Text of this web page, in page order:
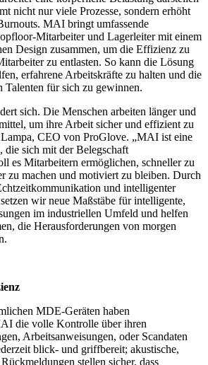
nicht nur viele Prozesse, sondern erhöht
MAI bringt umfassende
Mitarbeiter und Lagerleiter mit einem
Design zusammen, um die Effizienz zu
zu entlasten. So kann die Lösung
erfahrene Arbeitskräfte zu halten und die
Talenten für sich zu gewinnen.
sich. Die Menschen arbeiten länger und
um ihre Arbeit sicher und effizient zu
Lampa, CEO von ProGlove. „MAI ist eine
die sich mit der Belegschaft
es Mitarbeitern ermöglichen, schneller zu
zu machen und motiviert zu bleiben. Durch
und intelligenter
wir neue Maßstäbe für intelligente,
im industriellen Umfeld und helfen
die Herausforderungen von morgen
MDE-Geräten haben
die volle Kontrolle über ihren
Arbeitsanweisungen, oder Scandaten
blick- und griffbereit; akustische,
stellen sicher, dass